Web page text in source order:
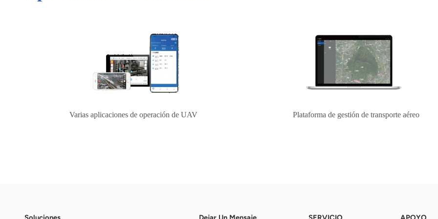
Varias aplicaciones de operación de UAV Plataforma de gestión de transporte aéreo